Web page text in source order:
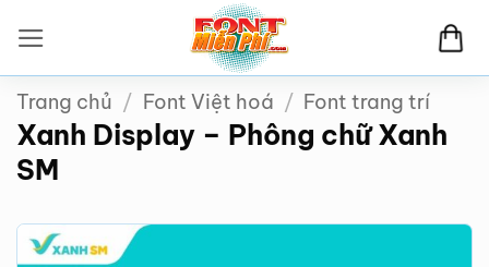
qua
nội
dung
Trang chủ / Font Việt hoá / Font trang trí
Xanh Display – Phông chữ Xanh
SM